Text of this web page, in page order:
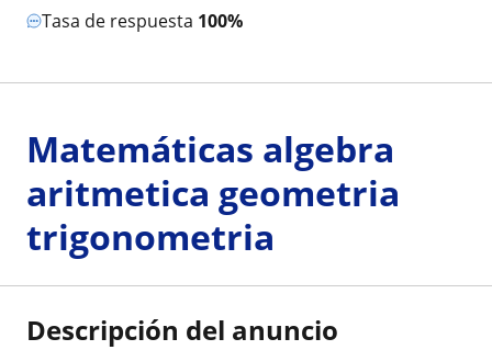
Tasa de respuesta 100%
Matemáticas algebra
aritmetica geometria
trigonometria
Descripción del anuncio